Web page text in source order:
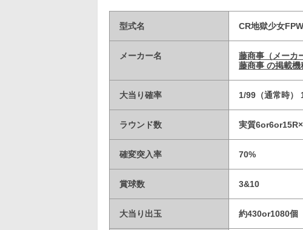
型式名 CR地獄少女FPW
メーカー名
藤商事（メーカ
藤商事 の掲載機
大当り確率 1/99（通常時）
ラウンド数 実質
確変突入率 70%
賞球数 3&10
大当り出玉 約430or1080個